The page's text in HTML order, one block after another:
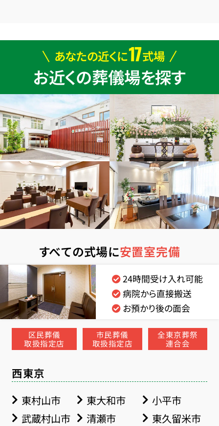
あなたの近くに17式場
お近くの葬儀場を探す
すべての式場に安置室完備
24時間受け入れ可能
病院から直接搬送
お預かり後の面会
区民葬儀
取扱指定店
市民葬儀
取扱指定店
全東京葬祭
連合会
西東京
東村山市 東大和市
小平市
武蔵村山市
清瀬市
東久留米市